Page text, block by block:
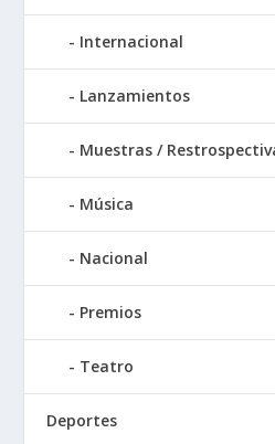
Internacional
Lanzamientos
Muestras /
Música
Nacional
Premios
Teatro
Deportes